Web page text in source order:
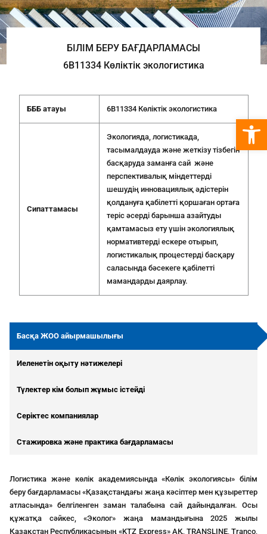
БІЛІМ БЕРУ БАҒДАРЛАМАСЫ
6B11334 Көліктік экологистика
БББ атауы 6B11334 Көліктік экологистика
Сипаттамасы
Экологияда, логистикада,
тасымалдауда және жеткізу тізбегін
басқаруда заманға сай және
перспективалық міндеттерді
шешудің инновациялық әдістерін
қолдануға қабілетті қоршаған ортаға
теріс әсерді барынша азайтуды
қамтамасыз ету үшін экологиялық
нормативтерді ескере отырып,
логистикалық процестерді басқару
саласында бәсекеге қабілетті
мамандарды даярлау.
Басқа ЖОО айырмашылығы
Иеленетін оқыту нәтижелері
Түлектер кім болып жұмыс істейді
Серіктес компаниялар
Стажировка және практика бағдарламасы
Логистика және көлік академиясында «Көлік экологиясы» білім
беру бағдарламасы «Қазақстандағы жаңа кәсіптер мен құзыреттер
атласында» белгіленген заман талабына сай дайындалған. Осы
құжатқа сәйкес, «Эколог» жаңа мамандығына 2025 жылы
Қазақстан Республикасының «KTZ Express» АҚ, TRANSLINE, Tranco,